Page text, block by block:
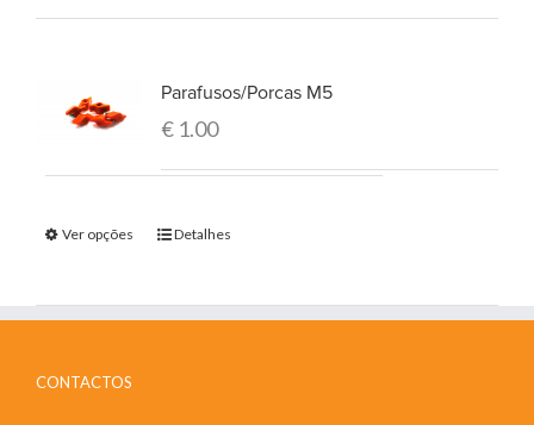
Parafusos/Porcas M5
€1.00
Ver opções Detalhes
CONTACTOS